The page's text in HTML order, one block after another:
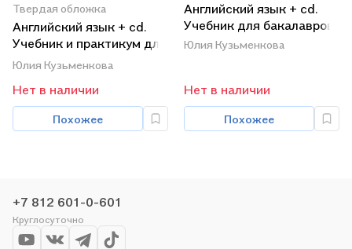
Твердая обложка
Английский язык + cd.
Учебник и практикум для
СПО
Юлия Кузьменкова
Нет в наличии
Похожее
Английский язык + cd.
Учебник для бакалавров
Юлия Кузьменкова
Нет в наличии
Похожее
+7 812 601-0-601
Круглосуточно